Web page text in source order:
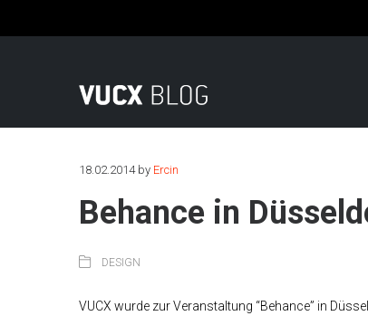
18.02.2014by Ercin
Behance in
DESIGN
VUCX wurde zur Veranstaltung “Behance” in